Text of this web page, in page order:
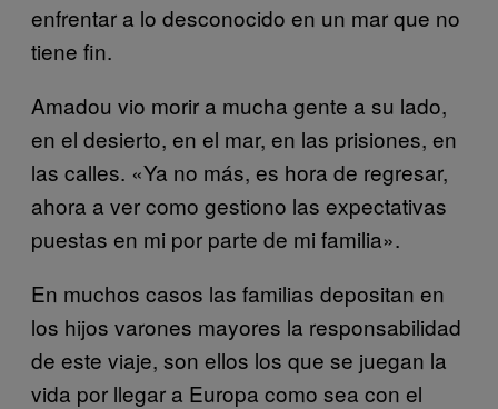
enfrentar a lo desconocido en un mar que no
tiene fin.
Amadou vio morir a mucha gente a su lado,
en el desierto, en el mar, en las prisiones, en
las calles. «Ya no más, es hora de regresar,
ahora a ver como gestiono las expectativas
puestas en mi por parte de mi familia».
En muchos casos las familias depositan en
los hijos varones mayores la responsabilidad
de este viaje, son ellos los que se juegan la
vida por llegar a Europa como sea con el